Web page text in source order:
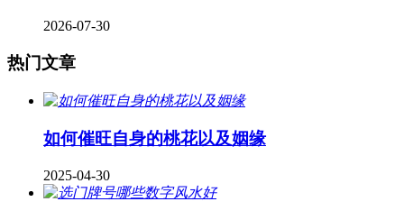
2026-07-30
热门文章
如何催旺自身的桃花以及姻缘
2025-04-30